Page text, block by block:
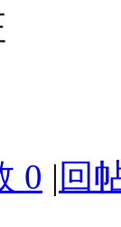
0 | 回